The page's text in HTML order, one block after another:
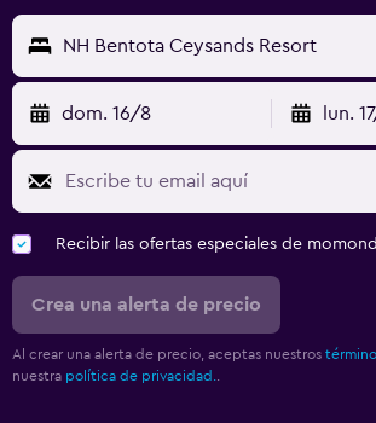
NH Bentota Ceysands Resort
dom. 16/8 lun.
Recibir las ofertas especiales de
Crea una alerta de precio
Al crear una alerta de precio, aceptas nuestros
nuestra política de privacidad.